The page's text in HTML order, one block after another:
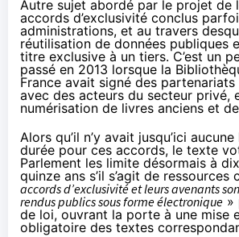
Autre sujet abordé par le projet de
accords d’exclusivité conclus
administrations, et au travers
réutilisation de données publiques
titre exclusive à un tiers. C’est un
passé en 2013 lorsque la
France avait signé des partenariats
avec des acteurs du secteur privé,
numérisation de livres anciens et
Alors qu’il n’y avait jusqu’ici
durée pour ces accords, le texte
Parlement les limite désormais à
quinze ans s’il s’agit de ressources
accords d’exclusivité et leurs avenants
rendus publics sous forme électronique »
de loi, ouvrant la porte à une mise
obligatoire des textes